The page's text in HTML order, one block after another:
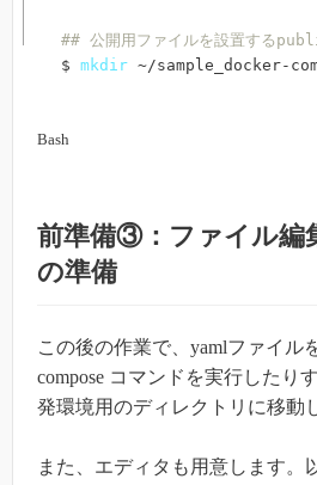
## 公開用ファイルを設置する
$ mkdir ~/sample_docker-
Bash
前準備③：ファイル編
の準備
この後の作業で、yamlファイル
compose コマンドを実行したり
発環境用のディレクトリに移動
また、エディタも用意します。